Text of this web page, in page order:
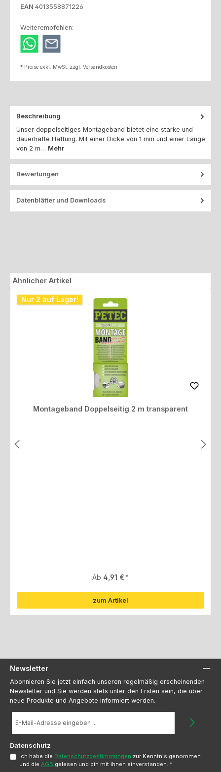
EAN 4013558871226
Weiterempfehlen:
* Preise exkl. MwSt. zzgl. Versandkosten
Beschreibung
Unser doppelseitiges Montageband bietet eine starke und
dauerhafte Haftung. Mit einer Dicke von 1 mm und einer Länge
von 2 m… Mehr
Bewertungen
Datenblätter und Downloads
Produktgalerie überspringen
Ähnlicher Artikel
Nur 2 auf Lager!
Montageband Doppelseitig 2 m transparent
Regulärer Preis:
Ab 4,91 €
zum Artikel
Newsletter
Abonnieren Sie jetzt einfach unseren regelmäßig erscheinenden
Newsletter und Sie werden stets unter den Ersten sein, die über
neue Produkte und Angebote informiert werden.
Mail-
Datenschutz
Ich habe die Datenschutzbestimmungen zur Kenntnis genommen
und dieAGB gelesen und bin mit ihnen einverstanden.*